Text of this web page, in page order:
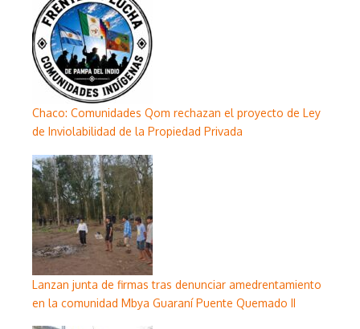
Chaco: Comunidades Qom rechazan el proyecto de Ley
de Inviolabilidad de la Propiedad Privada
Lanzan junta de firmas tras denunciar amedrentamiento
en la comunidad Mbya Guaraní Puente Quemado II